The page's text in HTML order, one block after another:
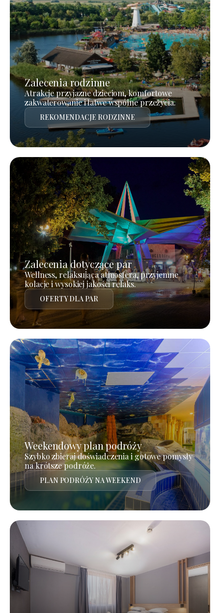
Zalecenia rodzinne
Atrakcje przyjazne dzieciom, komfortowe
zakwaterowanie i łatwe wspólne przeżycia.
REKOMENDACJE RODZINNE
Zalecenia dotyczące par
Wellness, relaksująca atmosfera, przyjemne
kolacje i wysokiej jakości relaks.
OFERTY DLA PAR
Weekendowy plan podróży
Szybko zbieraj doświadczenia i gotowe pomysły
na krótsze podróże.
PLAN PODRÓŻY NA WEEKEND